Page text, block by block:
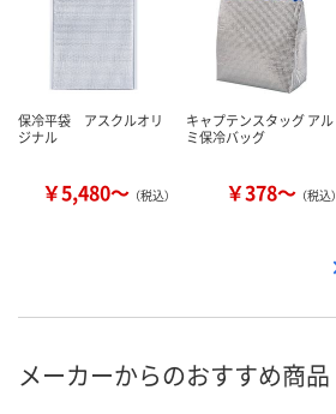
保冷平袋 アスクルオリ
ジナル
￥5,480～ （税込）
キャプテンスタッグ アル
ミ保冷バッグ
￥378～ （税込）
メーカーからのおすすめ商品